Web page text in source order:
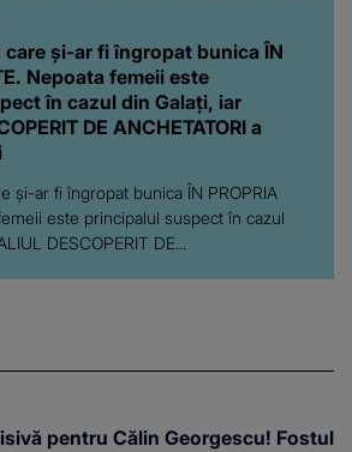
și-ar fi îngropat bunica ÎN
Nepoata femeii este
în cazul din Galați, iar
DE ANCHETATORI a
și-ar fi îngropat bunica ÎN PROPRIA
este principalul suspect în cazul
DESCOPERIT DE...
pentru Călin Georgescu! Fostul